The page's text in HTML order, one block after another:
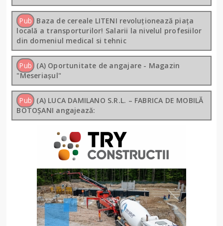
Pub Baza de cereale LITENI revoluționează piața
locală a transporturilor! Salarii la nivelul profesiilor
din domeniul medical si tehnic
Pub (A) Oportunitate de angajare - Magazin
"Meseriașul"
Pub (A) LUCA DAMILANO S.R.L. – FABRICA DE MOBILĂ
BOTOȘANI angajează: